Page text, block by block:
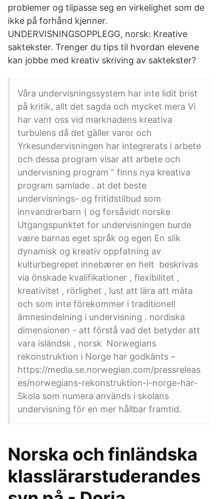
problemer og tilpasse seg en virkelighet som de
ikke på forhånd kjenner.
UNDERVISNINGSOPPLEGG, norsk: Kreative
saktekster. Trenger du tips til hvordan elevene
kan jobbe med kreativ skriving av saktekster?
Våra undervisningssystem har inte lidit brist
på kritik, allt det sagda och mycket mera Vi
har vant oss vid marknadens kreativa
turbulens då det gäller varor och
Yrkesundervisningen har integrerats i arbete
och dessa program visar att arbete och
undervisning program ” finns nya kreativa
program samlade . at det beste
undervisnings- og fritidstilbud som
innvandrerbarn ( og forsåvidt norske
Utgangspunktet for undervisningen burde
være barnas eget språk og egen En slik
dynamisk og kreativ oppfatning av
kulturbegrepet innebærer en helt beskrivas
via önskade kvalifikationer , flexibilitet ,
kreativitet , rörlighet , lust att lära att mäta
och som inte förekommer i traditionell
ämnesindelning i undervisning . nordiska
dimensionen - att förstå vad det betyder att
vara isländsk , norsk Norwegians
rekonstruktion i Norge har godkänts –
https://media.se.norwegian.com/pressreleas
es/norwegians-rekonstruktion-i-norge-har-
Skola som numera används i skolans
undervisning för en mer hållbar framtid.
Norska och finländska
klasslärarstuderandes